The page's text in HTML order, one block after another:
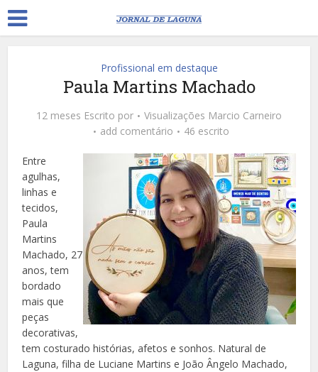
Profissional em destaque
Paula Martins Machado
12 meses Escrito por Visualizações Marcio Carneiro
add comentário
46 escrito
Entre
agulhas,
linhas e
tecidos,
Paula
Martins
Machado, 27
anos, tem
bordado
mais que
peças
decorativas,
tem costurado histórias, afetos e sonhos. Natural de
Laguna, filha de Luciane Martins e João Ângelo Machado,